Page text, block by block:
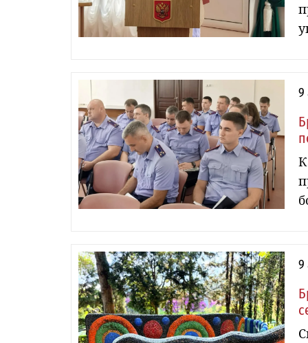
9
9